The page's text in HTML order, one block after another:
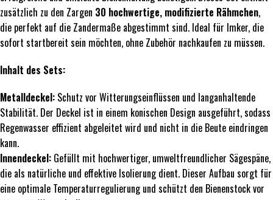
zusätzlich zu den Zargen 30 hochwertige, modifizierte Rähmchen,
die perfekt auf die Zandermaße abgestimmt sind. Ideal für Imker, die
sofort startbereit sein möchten, ohne Zubehör nachkaufen zu müssen.
Inhalt des Sets:
Metalldeckel: Schutz vor Witterungseinflüssen und langanhaltende
Stabilität. Der Deckel ist in einem konischen Design ausgeführt, sodass
Regenwasser effizient abgeleitet wird und nicht in die Beute eindringen
kann.
Innendeckel: Gefüllt mit hochwertiger, umweltfreundlicher Sägespäne,
die als natürliche und effektive Isolierung dient. Dieser Aufbau sorgt für
eine optimale Temperaturregulierung und schützt den Bienenstock vor